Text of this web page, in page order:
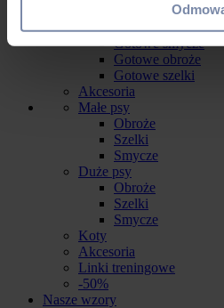
Gotowe szelki
Duże Psy
Gotowe smycze
Gotowe obroże
Gotowe szelki
Akcesoria
Małe psy
Obroże
Szelki
Smycze
Duże psy
Obroże
Szelki
Smycze
Koty
Akcesoria
Linki treningowe
-50%
Nasze wzory